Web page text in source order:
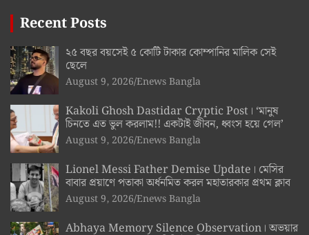
Recent Posts
২৫ বছর বয়সেই ৫ কোটি টাকার কোম্পানির মালিক সেই
ছেলে
August 9, 2026 Enews Bangla
Kakoli Ghosh Dastidar Cryptic Post। ‘মানুষ
চিনতে এত ভুল করলাম!! একটাই জীবন, ধ্বংস হয়ে গেল’
August 9, 2026 Enews Bangla
Lionel Messi Father Demise Update। মেসির
বাবার প্রয়াণে পতাকা অর্ধনমিত করল মহাতারকার প্রথম ক্লাব
August 9, 2026 Enews Bangla
Abhaya Memory Silence Observation। অভয়ার